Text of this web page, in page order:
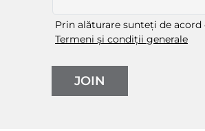
Prin alăturare sunteți de acord
Termeni și condiții generale
JOIN